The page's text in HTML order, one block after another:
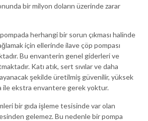
bir milyon doların üzerinde zarar
herhangi bir sorun çıkması halinde
için ellerinde ilave çöp pompası
Bu envanterin genel giderleri ve
Katı atık, sert sıvılar ve daha
şekilde üretilmiş güvenilir, yüksek
ile ekstra envantere gerek yoktur.
bir gıda işleme tesisinde var olan
gelemez. Bu nedenle bir pompa